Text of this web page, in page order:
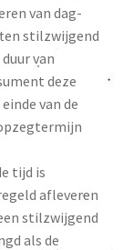
van dag-
stilzwijgend
van
deze
van de
tijd is
afleveren
stilzwijgend
als de